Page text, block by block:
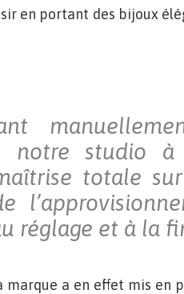
en portant des bijoux
notre studio à
totale
réglage et à la
marque a en effet mis en